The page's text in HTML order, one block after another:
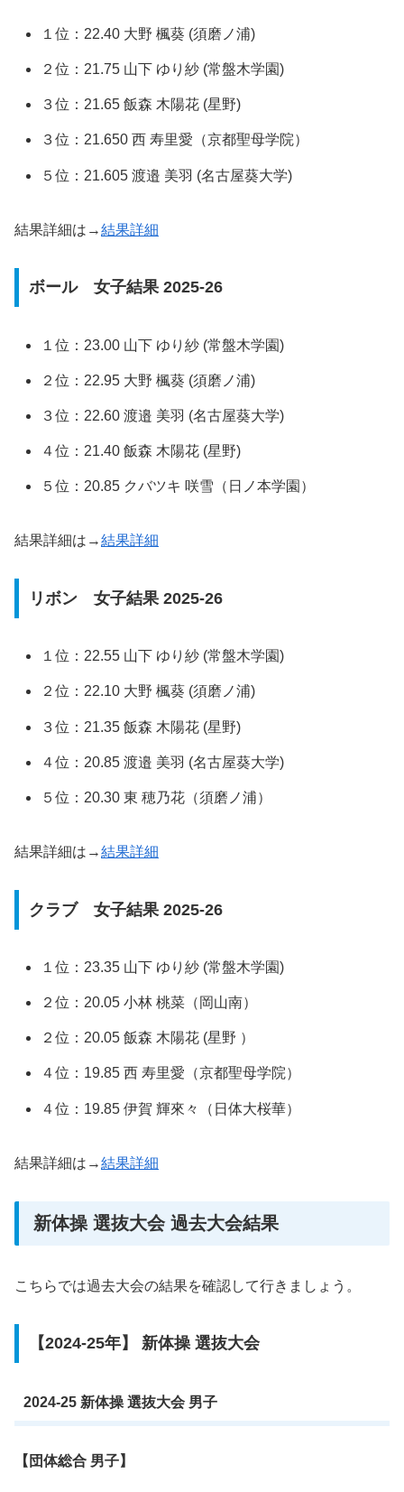
１位：22.40 大野 楓葵 (須磨ノ浦)
２位：21.75 山下 ゆり紗 (常盤木学園)
３位：21.65 飯森 木陽花 (星野)
３位：21.650 西 寿里愛（京都聖母学院）
５位：21.605 渡邉 美羽 (名古屋葵大学)
結果詳細は→結果詳細
ボール 女子結果 2025-26
１位：23.00 山下 ゆり紗 (常盤木学園)
２位：22.95 大野 楓葵 (須磨ノ浦)
３位：22.60 渡邉 美羽 (名古屋葵大学)
４位：21.40 飯森 木陽花 (星野)
５位：20.85 クバツキ 咲雪（日ノ本学園）
結果詳細は→結果詳細
リボン 女子結果 2025-26
１位：22.55 山下 ゆり紗 (常盤木学園)
２位：22.10 大野 楓葵 (須磨ノ浦)
３位：21.35 飯森 木陽花 (星野)
４位：20.85 渡邉 美羽 (名古屋葵大学)
５位：20.30 東 穂乃花（須磨ノ浦）
結果詳細は→結果詳細
クラブ 女子結果 2025-26
１位：23.35 山下 ゆり紗 (常盤木学園)
２位：20.05 小林 桃菜（岡山南）
２位：20.05 飯森 木陽花 (星野 ）
４位：19.85 西 寿里愛（京都聖母学院）
４位：19.85 伊賀 輝來々（日体大桜華）
結果詳細は→結果詳細
新体操 選抜大会 過去大会結果
こちらでは過去大会の結果を確認して行きましょう。
【2024-25年】 新体操 選抜大会
2024-25 新体操 選抜大会 男子
【団体総合 男子】